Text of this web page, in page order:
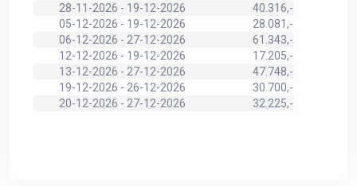
28-11-2026 - 19-12-2026
40.316,-
05-12-2026 - 19-12-2026
28.081,-
06-12-2026 - 27-12-2026
61.343,-
12-12-2026 - 19-12-2026
17.205,-
13-12-2026 - 27-12-2026
47.748,-
19-12-2026 - 26-12-2026
30.700,-
20-12-2026 - 27-12-2026
32.225,-